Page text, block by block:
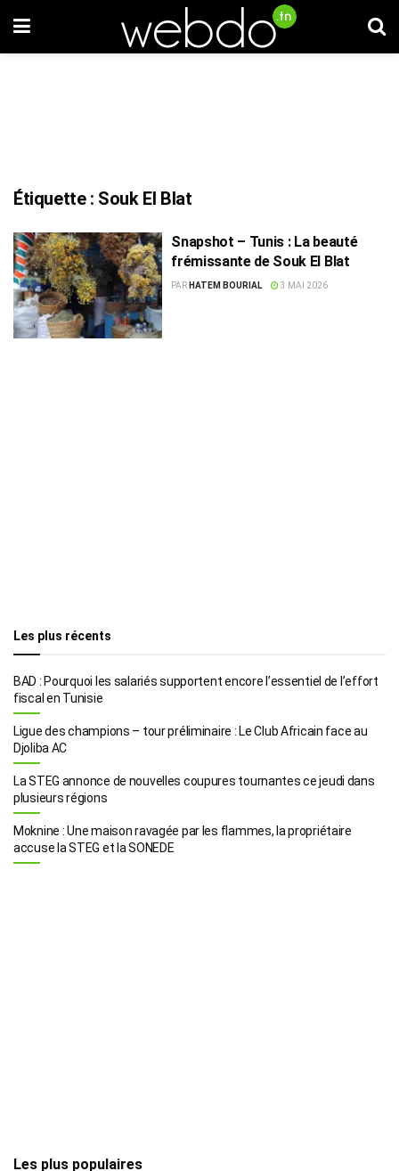
Étiquette : Souk El Blat
Snapshot – Tunis : La beauté
frémissante de Souk El Blat
PAR HATEM BOURIAL 3 MAI 2026
Les plus récents
BAD : Pourquoi les salariés supportent encore l’essentiel de l’effort
fiscal en Tunisie
Ligue des champions – tour préliminaire : Le Club Africain face au
Djoliba AC
La STEG annonce de nouvelles coupures tournantes ce jeudi dans
plusieurs régions
Moknine : Une maison ravagée par les flammes, la propriétaire
accuse la STEG et la SONEDE
Les plus populaires